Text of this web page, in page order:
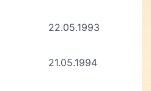
22.05.1993
21.05.1994